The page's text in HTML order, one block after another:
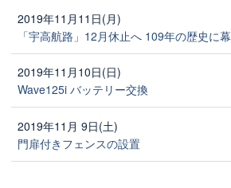
2019年11月11日(月)
「宇高航路」12月休止へ 109年の歴史に幕
2019年11月10日(日)
Wave125i バッテリー交換
2019年11月 9日(土)
門扉付きフェンスの設置